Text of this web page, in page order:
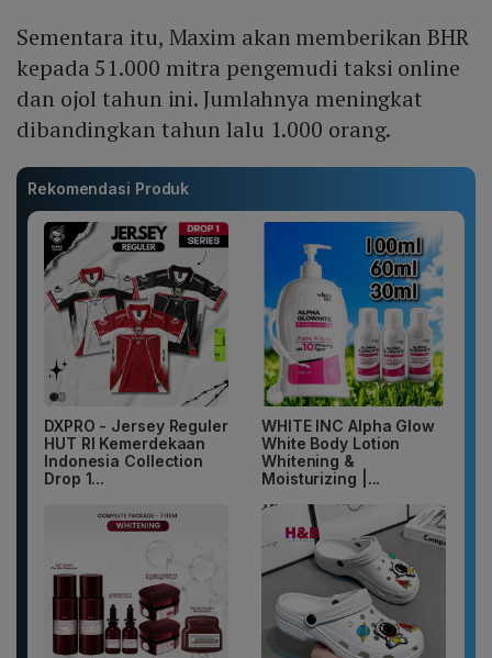
Sementara itu, Maxim akan memberikan BHR
kepada 51.000 mitra pengemudi taksi online
dan ojol tahun ini. Jumlahnya meningkat
dibandingkan tahun lalu 1.000 orang.
Rekomendasi Produk
DXPRO - Jersey Reguler
HUT RI Kemerdekaan
Indonesia Collection
Drop 1...
WHITE INC Alpha Glow
White Body Lotion
Whitening &
Moisturizing |...